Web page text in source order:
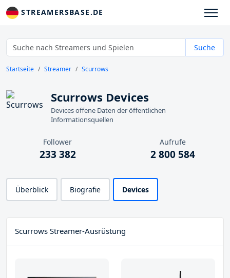
STREAMERSBASE.DE
Suche
Startseite Streamer Scurrows
Scurrows Devices
Devices offene Daten der öffentlichen
Informationsquellen
Follower
233 382
Aufrufe
2 800 584
Überblick Biografie Devices
Scurrows Streamer-Ausrüstung